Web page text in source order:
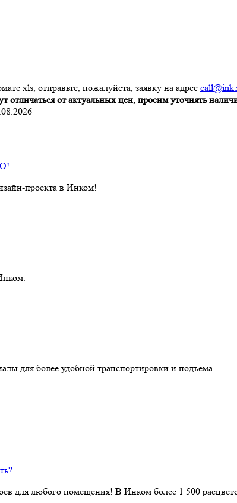
xls, отправьте, пожалуйста, заявку на адрес
от актуальных цен, просим уточнять
в Инком!
для более удобной транспортировки и подъёма.
для любого помещения! В Инком более 1 500